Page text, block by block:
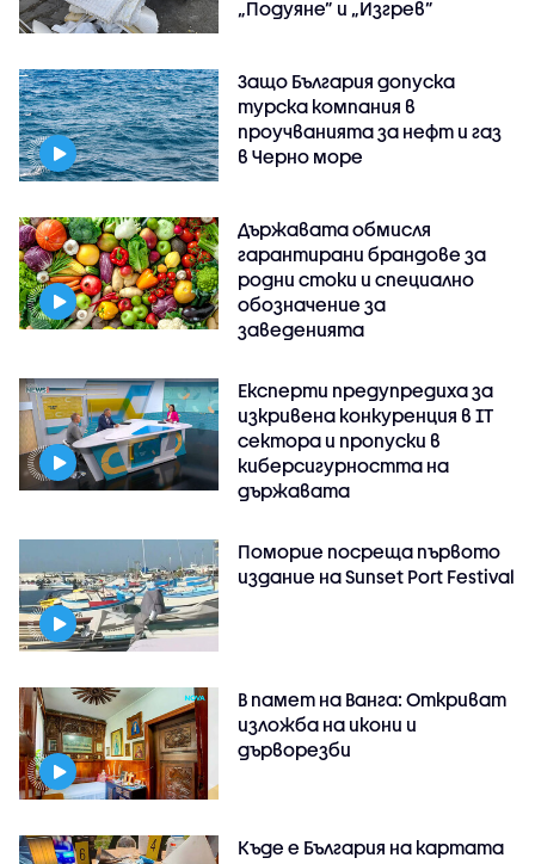
„Подуяне” и „Изгрев”
Защо България допуска
турска компания в
проучванията за нефт и газ
в Черно море
Държавата обмисля
гарантирани брандове за
родни стоки и специално
обозначение за
заведенията
Експерти предупредиха за
изкривена конкуренция в IT
сектора и пропуски в
киберсигурността на
държавата
Поморие посреща първото
издание на Sunset Port Festival
В памет на Ванга: Откриват
изложба на икони и
дърворезби
Къде е България на картата